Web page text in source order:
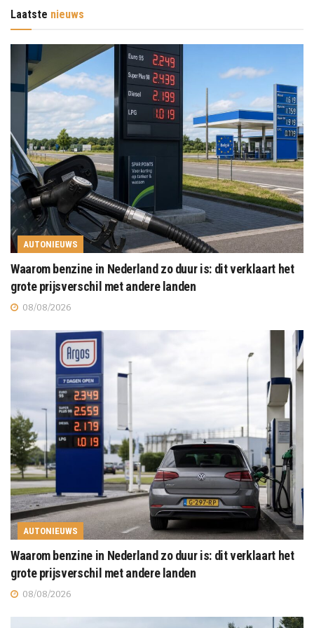
Laatste nieuws
AUTONIEUWS
Waarom benzine in Nederland zo duur is: dit verklaart het
grote prijsverschil met andere landen
08/08/2026
AUTONIEUWS
Waarom benzine in Nederland zo duur is: dit verklaart het
grote prijsverschil met andere landen
08/08/2026